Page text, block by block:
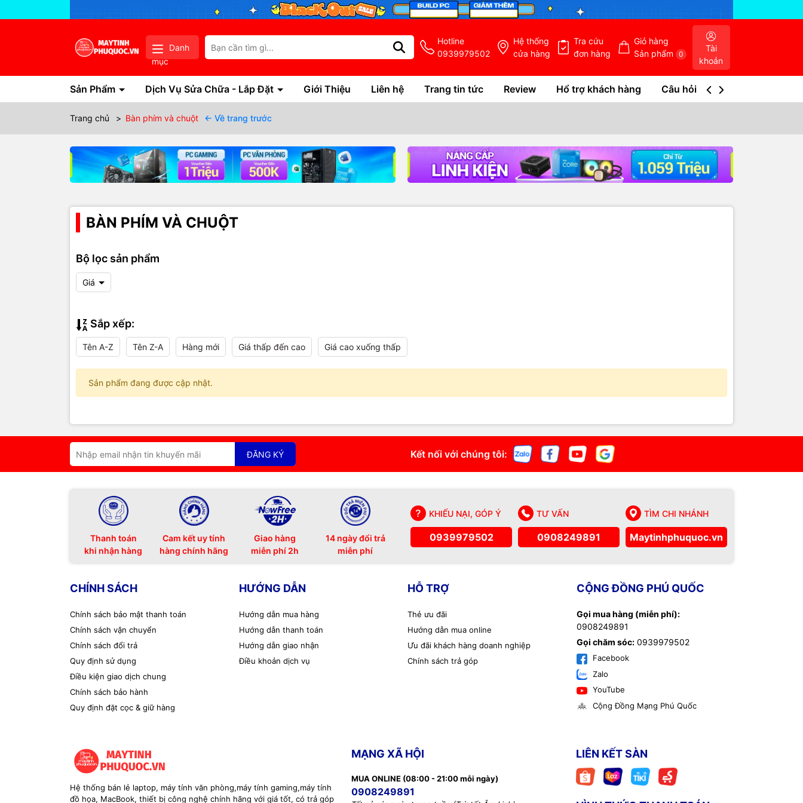
Danh
mục
Hotline
0939979502
Hệ thống
cửa hàng
Tra cứu
đơn hàng
Giỏ hàng
Sản phẩm
0
Tài
khoản
Sản Phẩm Dịch Vụ Sửa Chữa - Lắp Đặt Giới Thiệu Liên hệ Trang tin tức Review Hổ trợ khách hàng Câu hỏi thường gặp
Trang chủ > Bàn phím và chuột ← Về trang trước
BÀN PHÍM VÀ CHUỘT
Bộ lọc sản phẩm
Giá
Sắp xếp:
Tên A-Z Tên Z-A Hàng mới Giá thấp đến cao Giá cao xuống thấp
Sản phẩm đang được cập nhật.
ĐĂNG KÝ Kết nối với chúng tôi:
Thanh toán
khi nhận hàng
Cam kết uy tính
hàng chính hãng
Giao hàng
miễn phí 2h
14 ngày đổi trả
miễn phí
KHIẾU NẠI, GÓP Ý
0939979502
TƯ VẤN
0908249891
TÌM CHI NHÁNH
Maytinhphuquoc.vn
CHÍNH SÁCH
Chính sách bảo mật thanh toán
Chính sách vận chuyển
Chính sách đổi trả
Quy định sử dụng
Điều kiện giao dịch chung
Chính sách bảo hành
Quy định đặt cọc & giữ hàng
HƯỚNG DẪN
Hướng dẫn mua hàng
Hướng dẫn thanh toán
Hướng dẫn giao nhận
Điều khoản dịch vụ
HỖ TRỢ
Thẻ ưu đãi
Hướng dẫn mua online
Ưu đãi khách hàng doanh nghiệp
Chính sách trả góp
CỘNG ĐỒNG PHÚ QUỐC
Gọi mua hàng (miễn phí):
0908249891
Gọi chăm sóc:0939979502
Facebook
Zalo
YouTube
Cộng Đồng Mạng Phú Quốc
Hệ thống bán lẻ laptop, máy tính văn phòng,máy tính gaming,máy tính
đồ họa, MacBook, thiết bị công nghệ chính hãng với giá tốt, có trả góp
MẠNG XÃ HỘI
MUA ONLINE (08:00 - 21:00 mỗi ngày)
0908249891
LIÊN KẾT SÀN